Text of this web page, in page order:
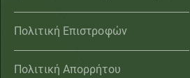
Πολιτική Επιστροφών
Πολιτική Απορρήτου